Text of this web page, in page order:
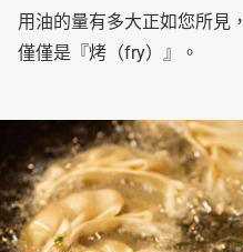
用油的量有多大正如您所見
僅僅是『烤（fry）』。